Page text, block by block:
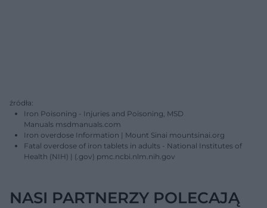
źródła:
Iron Poisoning - Injuries and Poisoning, MSD
Manuals msdmanuals.com
Iron overdose Information | Mount Sinai mountsinai.org
Fatal overdose of iron tablets in adults - National Institutes of
Health (NIH) | (.gov) pmc.ncbi.nlm.nih.gov
NASI PARTNERZY POLECAJĄ